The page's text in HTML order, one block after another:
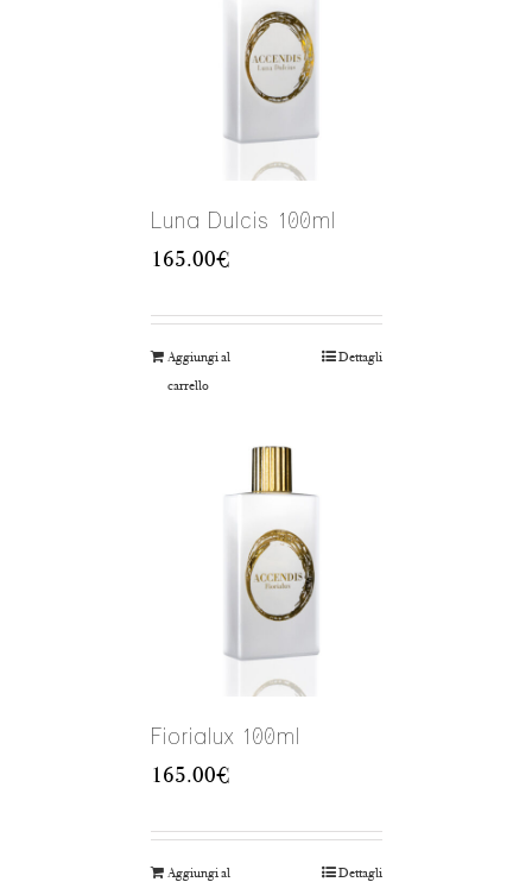
Luna Dulcis 100ml
165.00€
Aggiungi al
carrello
Dettagli
Fiorialux 100ml
165.00€
Aggiungi al
Dettagli